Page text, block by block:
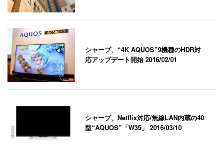
シャープ、“4K AQUOS”9機種のHDR対
応アップデート開始2016/02/01
シャープ、Netflix対応/無線LAN内蔵の40
型“AQUOS”「W35」2016/03/10